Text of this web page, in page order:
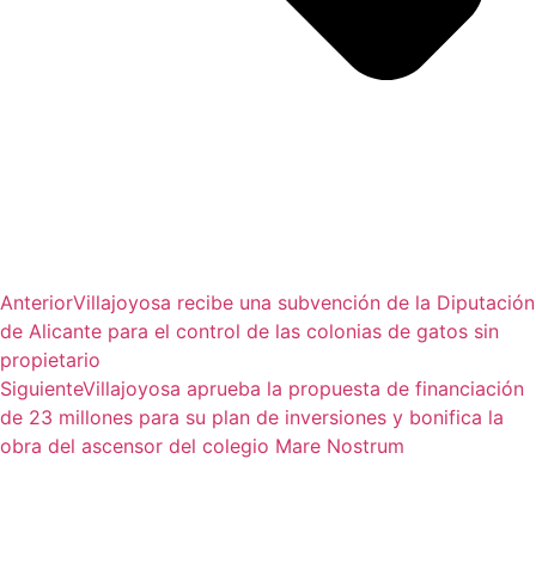
AnteriorVillajoyosa recibe una subvención de la Diputación
de Alicante para el control de las colonias de gatos sin
propietario
SiguienteVillajoyosa aprueba la propuesta de financiación
de 23 millones para su plan de inversiones y bonifica la
obra del ascensor del colegio Mare Nostrum